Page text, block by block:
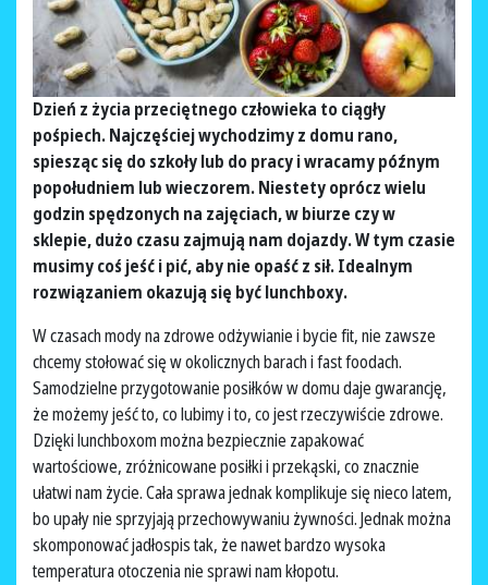
Dzień z życia przeciętnego człowieka to ciągły
pośpiech. Najczęściej wychodzimy z domu rano,
spiesząc się do szkoły lub do pracy i wracamy późnym
popołudniem lub wieczorem. Niestety oprócz wielu
godzin spędzonych na zajęciach, w biurze czy w
sklepie, dużo czasu zajmują nam dojazdy. W tym czasie
musimy coś jeść i pić, aby nie opaść z sił. Idealnym
rozwiązaniem okazują się być lunchboxy.
W czasach mody na zdrowe odżywianie i bycie fit, nie zawsze
chcemy stołować się w okolicznych barach i fast foodach.
Samodzielne przygotowanie posiłków w domu daje gwarancję,
że możemy jeść to, co lubimy i to, co jest rzeczywiście zdrowe.
Dzięki lunchboxom można bezpiecznie zapakować
wartościowe, zróżnicowane posiłki i przekąski, co znacznie
ułatwi nam życie. Cała sprawa jednak komplikuje się nieco latem,
bo upały nie sprzyjają przechowywaniu żywności. Jednak można
skomponować jadłospis tak, że nawet bardzo wysoka
temperatura otoczenia nie sprawi nam kłopotu.